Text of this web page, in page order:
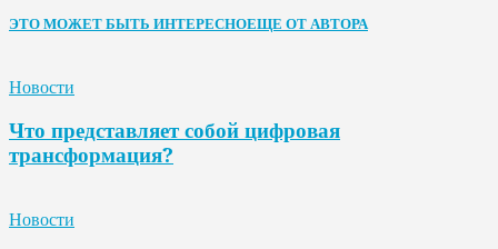
ЭТО МОЖЕТ БЫТЬ ИНТЕРЕСНОЕЩЕ ОТ АВТОРА
Новости
Что представляет собой цифровая
трансформация?
Новости